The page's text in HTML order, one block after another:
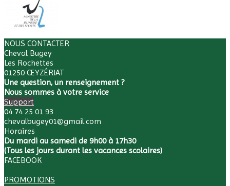
NOUS CONTACTER
Cheval Bugey
Les Rochettes
01250 CEYZÉRIAT
Une question, un renseignement ?
Nous sommes à votre service
Support
04 74 25 01 93
chevalbugey01@gmail.com
Horaires
Du mardi au samedi de 9h00 à 17h30
(Tous les jours durant les vacances scolaires)
FACEBOOK
PROMOTIONS